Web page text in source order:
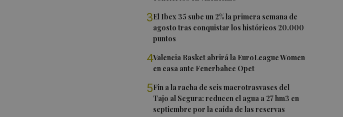
3El Ibex 35 sube un 2% la primera semana de
agosto tras conquistar los históricos 20.000
puntos
4Valencia Basket abrirá la EuroLeague Women
en casa ante Fenerbahce Opet
5Fin a la racha de seis macrotrasvases del
Tajo al Segura: reducen el agua a 27 hm3 en
septiembre por la caída de las reservas